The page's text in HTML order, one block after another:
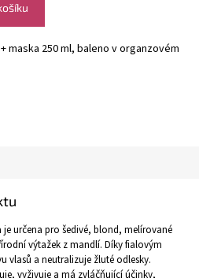
maska 250 ml, baleno v organzovém
určena pro šedivé, blond, melírované
výtažek z mandlí. Díky fialovým
vlasů a neutralizuje žluté odlesky.
vyživuje a má zvláčňující účinky,